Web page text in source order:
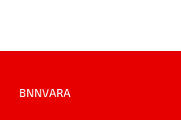
BNNVARA